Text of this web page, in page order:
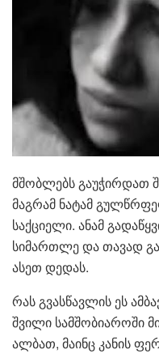
მშობლებს გაუჭირდათ
მაგრამ ნატამ
საქციელი. ანამ
სიმართლე და თავად
ასეთ დედას.
რას გვასწავლის ეს
შვილი სამშობიაროში
ალბათ, მაინც კანის